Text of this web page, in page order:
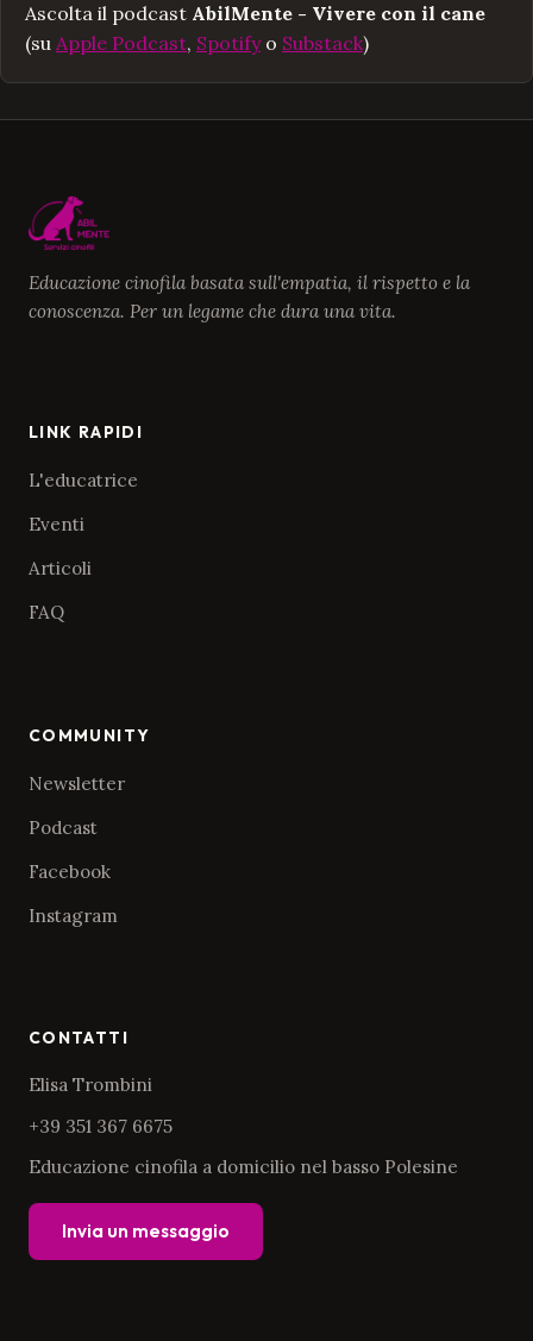
Ascolta il podcast AbilMente - Vivere con il cane
(su Apple Podcast, Spotifyo Substack)
Educazione cinofila basata sull'empatia, il rispetto e la
conoscenza. Per un legame che dura una vita.
LINK RAPIDI
L'educatrice
Eventi
Articoli
FAQ
COMMUNITY
Newsletter
Podcast
Facebook
Instagram
CONTATTI
Elisa Trombini
+39 351 367 6675
Educazione cinofila a domicilio nel basso Polesine
Invia un messaggio